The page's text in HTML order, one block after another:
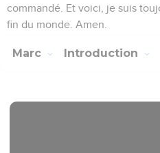
commandé. Et voici, je suis
fin du monde. Amen.
Marc Introduction